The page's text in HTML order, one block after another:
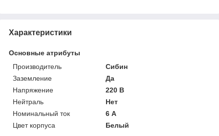
Характеристики
Основные атрибуты
Производитель
Сибин
Заземление
Да
Напряжение
220 В
Нейтраль
Нет
Номинальный ток
6 А
Цвет корпуса
Белый